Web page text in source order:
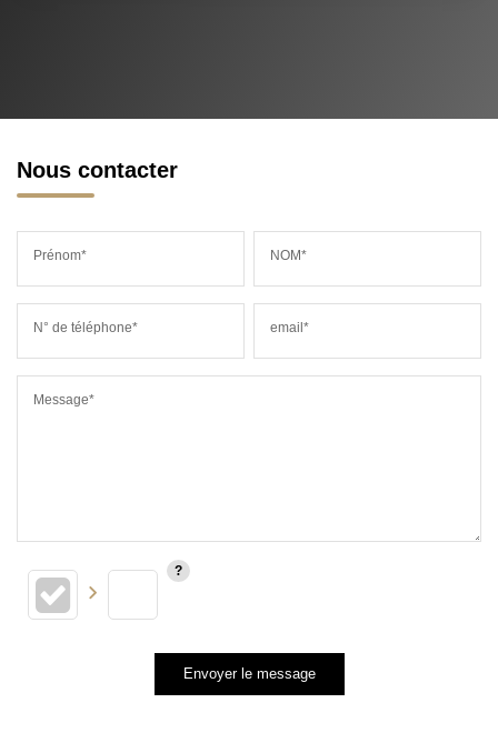
Nous contacter
Prénom* NOM*
N° de téléphone* email*
Message*
Envoyer le message